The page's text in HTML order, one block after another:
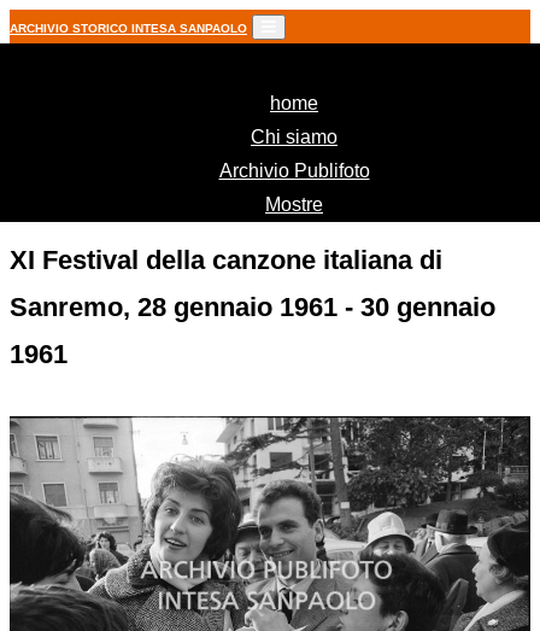
ARCHIVIO STORICO INTESA SANPAOLO
home(current)
Chi siamo
Archivio Publifoto
Mostre
XI Festival della canzone italiana di
Sanremo, 28 gennaio 1961 - 30 gennaio
1961